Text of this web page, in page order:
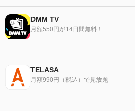
DMM TV
月額550円が14日間無料！
TELASA
月額990円（税込）で見放題